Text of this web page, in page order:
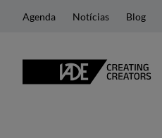
Agenda Notícias Blog